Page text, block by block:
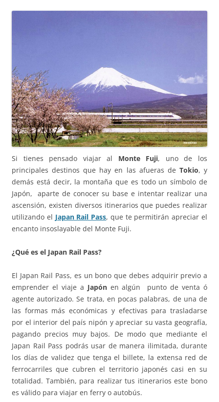
Si tienes pensado viajar al Monte Fuji, uno de los
principales destinos que hay en las afueras de Tokio, y
demás está decir, la montaña que es todo un símbolo de
Japón, aparte de conocer su base e intentar realizar una
ascensión, existen diversos itinerarios que puedes realizar
utilizando el Japan Rail Pass, que te permitirán apreciar el
encanto insoslayable del Monte Fuji.
¿Qué es el Japan Rail Pass?
El Japan Rail Pass, es un bono que debes adquirir previo a
emprender el viaje a Japónen algún punto de venta ó
agente autorizado. Se trata, en pocas palabras, de una de
las formas más económicas y efectivas para trasladarse
por el interior del país nipón y apreciar su vasta geografía,
pagando precios muy bajos. De modo que mediante el
Japan Rail Pass podrás usar de manera ilimitada, durante
los días de validez que tenga el billete, la extensa red de
ferrocarriles que cubren el territorio japonés casi en su
totalidad. También, para realizar tus itinerarios este bono
es válido para viajar en ferry o autobús.